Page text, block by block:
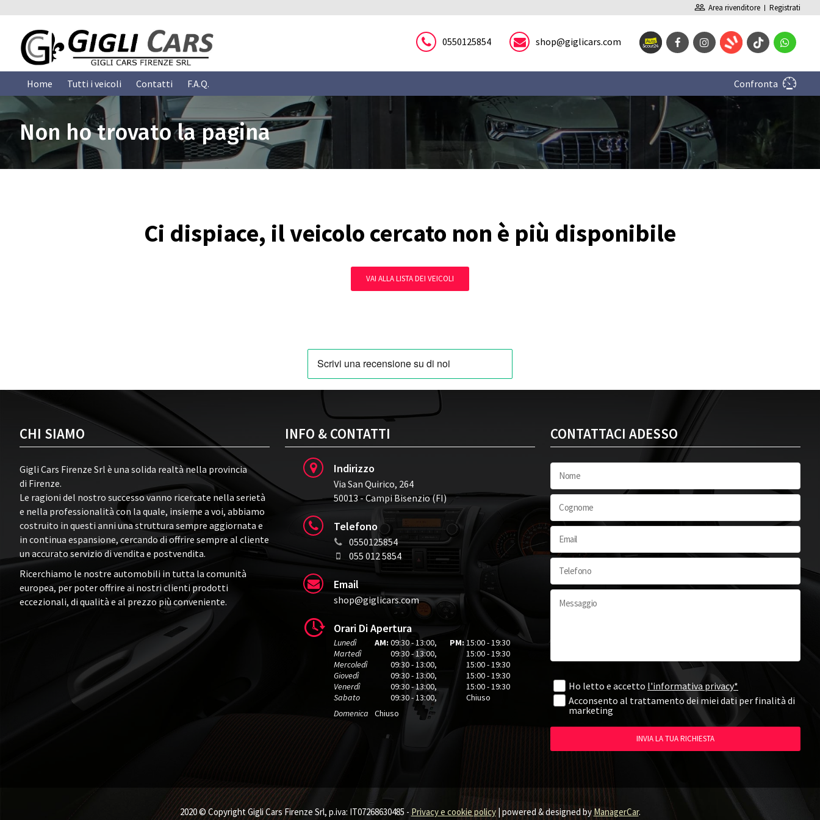
people_outline Area rivenditore Registrati
0550125854 shop@giglicars.com
Home Tutti i veicoli Contatti F.A.Q. Confronta
Non ho trovato la pagina
Ci dispiace, il veicolo cercato non è più disponibile
VAI ALLA LISTA DEI VEICOLI
CHI SIAMO
Gigli Cars Firenze Srl è una solida realtà nella provincia
di Firenze.
Le ragioni del nostro successo vanno ricercate nella serietà
e nella professionalità con la quale, insieme a voi, abbiamo
costruito in questi anni una struttura sempre aggiornata e
in continua espansione, cercando di offrire sempre al cliente
un accurato servizio di vendita e postvendita.
Ricerchiamo le nostre automobili in tutta la comunità
europea, per poter offrire ai nostri clienti prodotti
eccezionali, di qualità e al prezzo più conveniente.
INFO & CONTATTI
Indirizzo
Via San Quirico, 264
50013 - Campi Bisenzio (FI)
Telefono
0550125854
055 012 5854
Email
shop@giglicars.com
Orari Di Apertura
Lunedì AM: 09:30 - 13:00, PM: 15:00 - 19:30
Martedì
09:30 - 13:00,
15:00 - 19:30
Mercoledì
09:30 - 13:00,
15:00 - 19:30
Giovedì
09:30 - 13:00,
15:00 - 19:30
Venerdì
09:30 - 13:00,
15:00 - 19:30
Sabato
09:30 - 13:00,
Chiuso
Domenica
Chiuso
CONTATTACI ADESSO
Ho letto e accetto l'informativa privacy*
Acconsento al trattamento dei miei dati per finalità di
marketing
INVIA LA TUA RICHIESTA
2020 © Copyright Gigli Cars Firenze Srl, p.iva: IT07268630485 - Privacy e cookie policy| powered & designed by ManagerCar.